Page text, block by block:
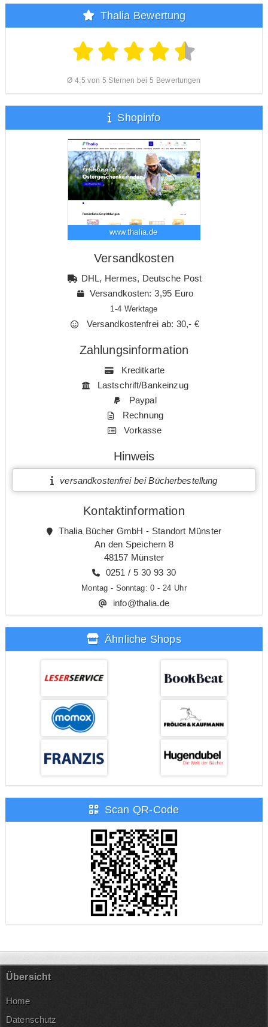
Thalia Bewertung
Ø 4.5 von 5 Sternen bei 5 Bewertungen
Shopinfo
www.thalia.de
Versandkosten
DHL, Hermes, Deutsche Post
Versandkosten: 3,95 Euro
1-4 Werktage
Versandkostenfrei ab: 30,- €
Zahlungsinformation
Kreditkarte
Lastschrift/Bankeinzug
Paypal
Rechnung
Vorkasse
Hinweis
versandkostenfrei bei Bücherbestellung
Kontaktinformation
Thalia Bücher GmbH - Standort Münster
An den Speichern 8
48157 Münster
0251 / 5 30 93 30
Montag - Sonntag: 0 - 24 Uhr
info@thalia.de
Ähnliche Shops
Scan QR-Code
Übersicht
Home
Datenschutz